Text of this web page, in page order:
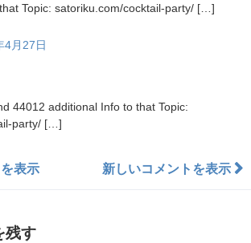
Topic: satoriku.com/cocktail-party/ […]
4月27日
44012 additional Info to that Topic:
party/ […]
表示 新しいコメントを表示
残す